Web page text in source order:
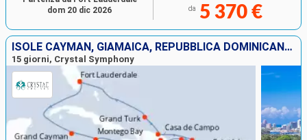
da 5 370 €
dom 20 dic 2026
ISOLE CAYMAN, GIAMAICA, REPUBBLICA DOMINICANA, PORTORICO, SANTA LUCIA, ANTIGUA E BARBUDA, TORTOLA, ISOLE TURKS E CAICOS, STATI UNITI
15 giorni, Crystal Symphony